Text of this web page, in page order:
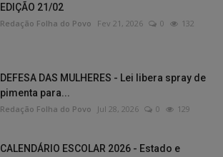
EDIÇÃO 21/02
Redação Folha do Povo Fev 21, 2026 0 132
DEFESA DAS MULHERES - Lei libera spray de
pimenta para...
Redação Folha do Povo Jul 28, 2026 0 129
CALENDÁRIO ESCOLAR 2026 - Estado e